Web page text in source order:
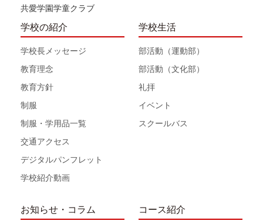
共愛学園学童クラブ
学校の紹介
学校長メッセージ
教育理念
教育方針
制服
制服・学用品一覧
交通アクセス
デジタルパンフレット
学校紹介動画
学校生活
部活動（運動部）
部活動（文化部）
礼拝
イベント
スクールバス
お知らせ・コラム コース紹介